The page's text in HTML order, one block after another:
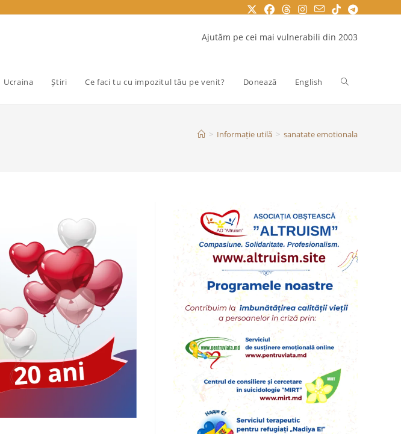
Ajutăm pe cei mai vulnerabili din 2003
Ucraina Știri Ce faci tu cu impozitul tău pe venit? Donează English Toggle
> Informație utilă > sanatate emotionala